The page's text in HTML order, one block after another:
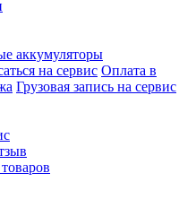
аккумуляторы
на сервис Оплата в
Грузовая запись на сервис